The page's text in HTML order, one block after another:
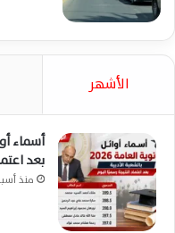
الأشهر
بعد
منذ